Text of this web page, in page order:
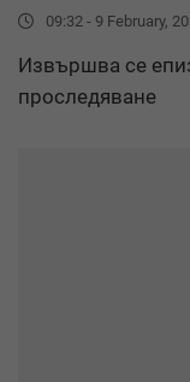
09:32 - 9 February,
Извършва се
проследяване